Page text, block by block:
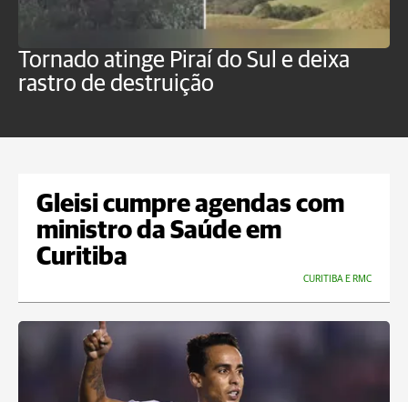
Tornado atinge Piraí do Sul e deixa
rastro de destruição
Gleisi cumpre agendas com
ministro da Saúde em
Curitiba
CURITIBA E RMC